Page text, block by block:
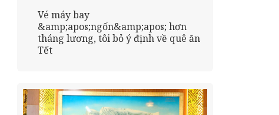
Vé máy bay
&amp;apos;ngốn&amp;apos; hơn
tháng lương, tôi bỏ ý định về quê ăn
Tết